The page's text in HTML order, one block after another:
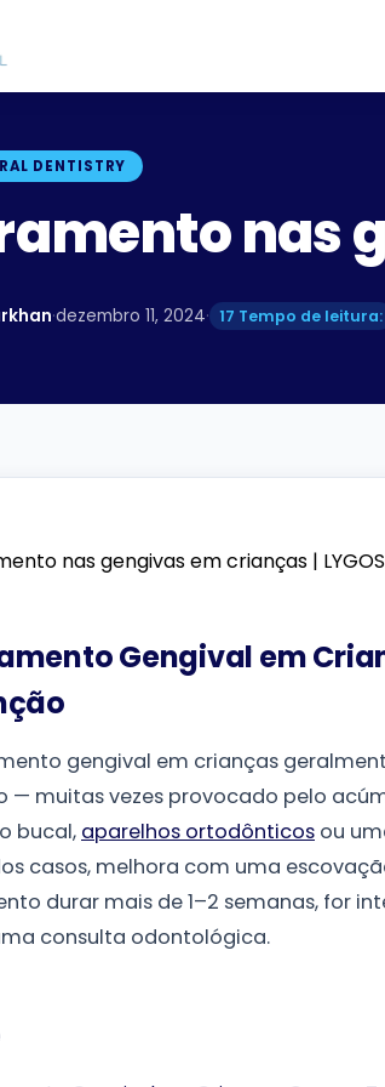
DENTISTRY
nas
·dezembro 11, 2024· 17 Tempo de leitura:
Gengival em
gengival em crianças
— muitas vezes provocado pelo
bucal, aparelhos ortodônticos ou
casos, melhora com uma
durar mais de 1–2 semanas, for
consulta odontológica.